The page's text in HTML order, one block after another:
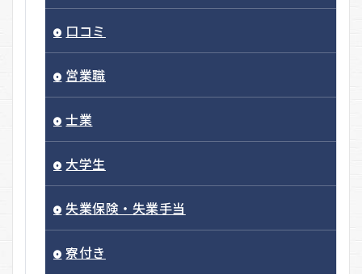
口コミ
営業職
士業
大学生
失業保険・失業手当
寮付き